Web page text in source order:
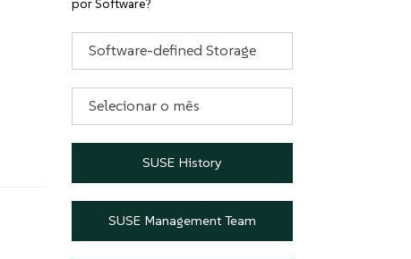
por Software?
SUSE History
SUSE Management Team